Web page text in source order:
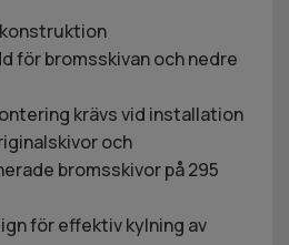
för bromsskivan och nedre
krävs vid installation
och
bromsskivor på 295
för effektiv kylning av